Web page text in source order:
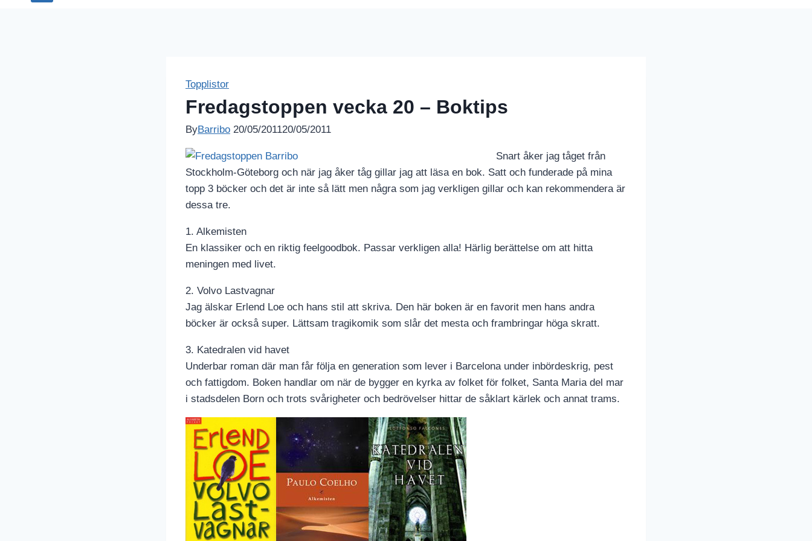
Topplistor
Fredagstoppen vecka 20 – Boktips
ByBarribo 20/05/201120/05/2011
Snart åker jag tåget från
Stockholm-Göteborg och när jag åker tåg gillar jag att läsa en bok. Satt och funderade på mina
topp 3 böcker och det är inte så lätt men några som jag verkligen gillar och kan rekommendera är
dessa tre.
1. Alkemisten
En klassiker och en riktig feelgoodbok. Passar verkligen alla! Härlig berättelse om att hitta
meningen med livet.
2. Volvo Lastvagnar
Jag älskar Erlend Loe och hans stil att skriva. Den här boken är en favorit men hans andra
böcker är också super. Lättsam tragikomik som slår det mesta och frambringar höga skratt.
3. Katedralen vid havet
Underbar roman där man får följa en generation som lever i Barcelona under inbördeskrig, pest
och fattigdom. Boken handlar om när de bygger en kyrka av folket för folket, Santa Maria del mar
i stadsdelen Born och trots svårigheter och bedrövelser hittar de såklart kärlek och annat trams.